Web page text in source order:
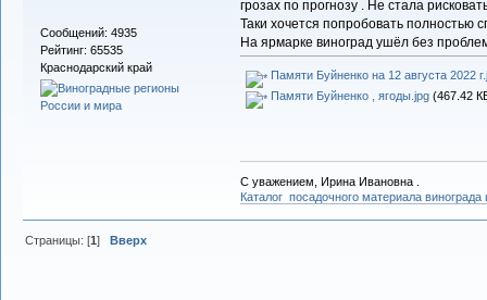
Сообщений: 4935
Рейтинг: 65535
Краснодарский край
грозах по прогнозу . Не стала
Таки хочется попробовать полностью
На ярмарке виноград ушёл без
Памяти Буйненко на 12 августа 2022
Памяти Буйненко , ягоды.jpg(467.42
С уважением, Ирина Ивановна .
Каталог посадочного материала
Страницы: [1]Вверх